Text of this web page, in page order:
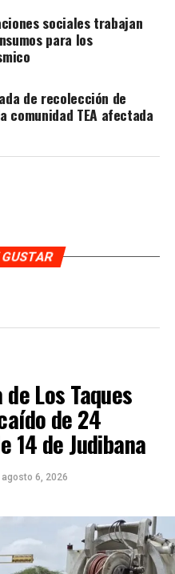
sociales trabajan
para los
de recolección de
comunidad TEA afectada
Los Taques
de 24
14 de Judibana
agosto 6, 2026